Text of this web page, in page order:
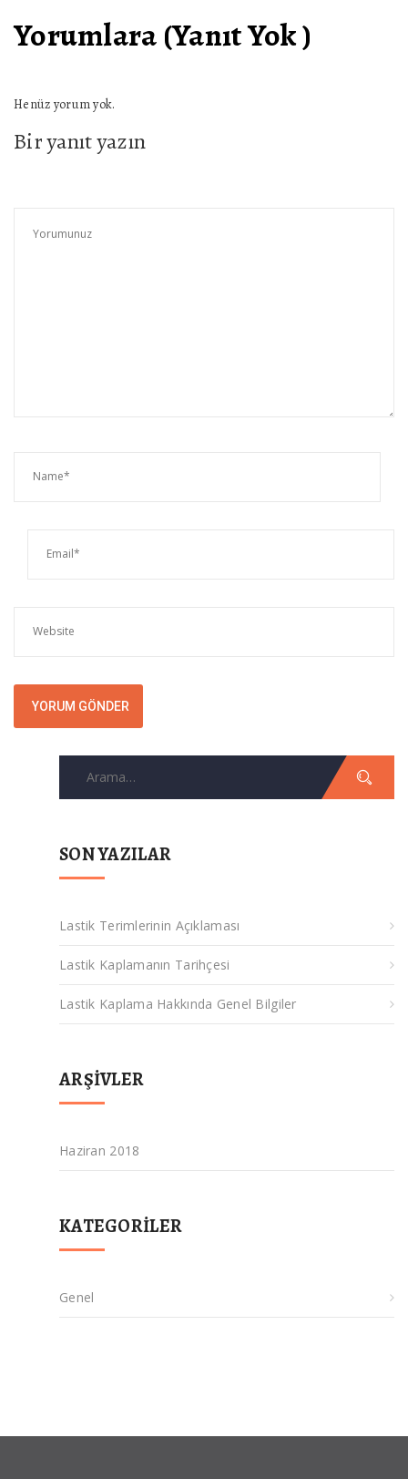
Yorumlara (Yanıt Yok )
Henüz yorum yok.
Bir yanıt yazın
SON YAZILAR
Lastik Terimlerinin Açıklaması
Lastik Kaplamanın Tarihçesi
Lastik Kaplama Hakkında Genel Bilgiler
ARŞIVLER
Haziran 2018
KATEGORILER
Genel